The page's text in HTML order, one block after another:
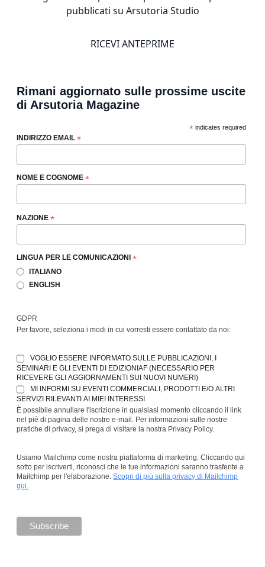
pubblicati su Arsutoria Studio
RICEVI ANTEPRIME
Rimani aggiornato sulle prossime uscite
di Arsutoria Magazine
*indicates required
INDIRIZZO EMAIL*
NOME E COGNOME*
NAZIONE*
LINGUA PER LE COMUNICAZIONI*
ITALIANO
ENGLISH
GDPR
Per favore, seleziona i modi in cui vorresti essere contattato da noi:
VOGLIO ESSERE INFORMATO SULLE PUBBLICAZIONI, I
SEMINARI E GLI EVENTI DI EDIZIONIAF (NECESSARIO PER
RICEVERE GLI AGGIORNAMENTI SUI NUOVI NUMERI)
MI INFORMI SU EVENTI COMMERCIALI, PRODOTTI E/O ALTRI
SERVIZI RILEVANTI AI MIEI INTERESSI
È possibile annullare l'iscrizione in qualsiasi momento cliccando il link
nel piè di pagina delle nostre e-mail. Per informazioni sulle nostre
pratiche di privacy, si prega di visitare la nostra Privacy Policy.
Usiamo Mailchimp come nostra piattaforma di marketing. Cliccando qui
sotto per iscriverti, riconosci che le tue informazioni saranno trasferite a
Mailchimp per l'elaborazione.Scopri di più sulla privacy di Mailchimp
qui.